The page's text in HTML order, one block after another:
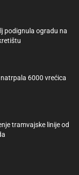
podignula ogradu na
6000 vrećica
tramvajske linije od